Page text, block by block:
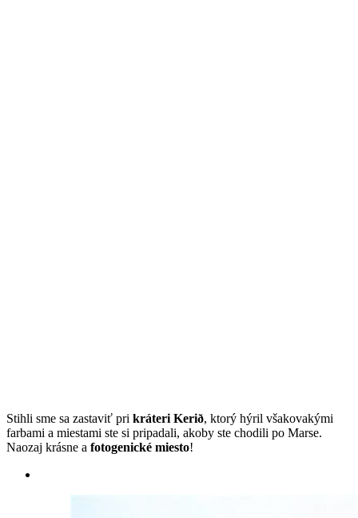
Stihli sme sa zastaviť pri kráteri Kerið, ktorý hýril všakovakými
farbami a miestami ste si pripadali, akoby ste chodili po Marse.
Naozaj krásne a fotogenické miesto!